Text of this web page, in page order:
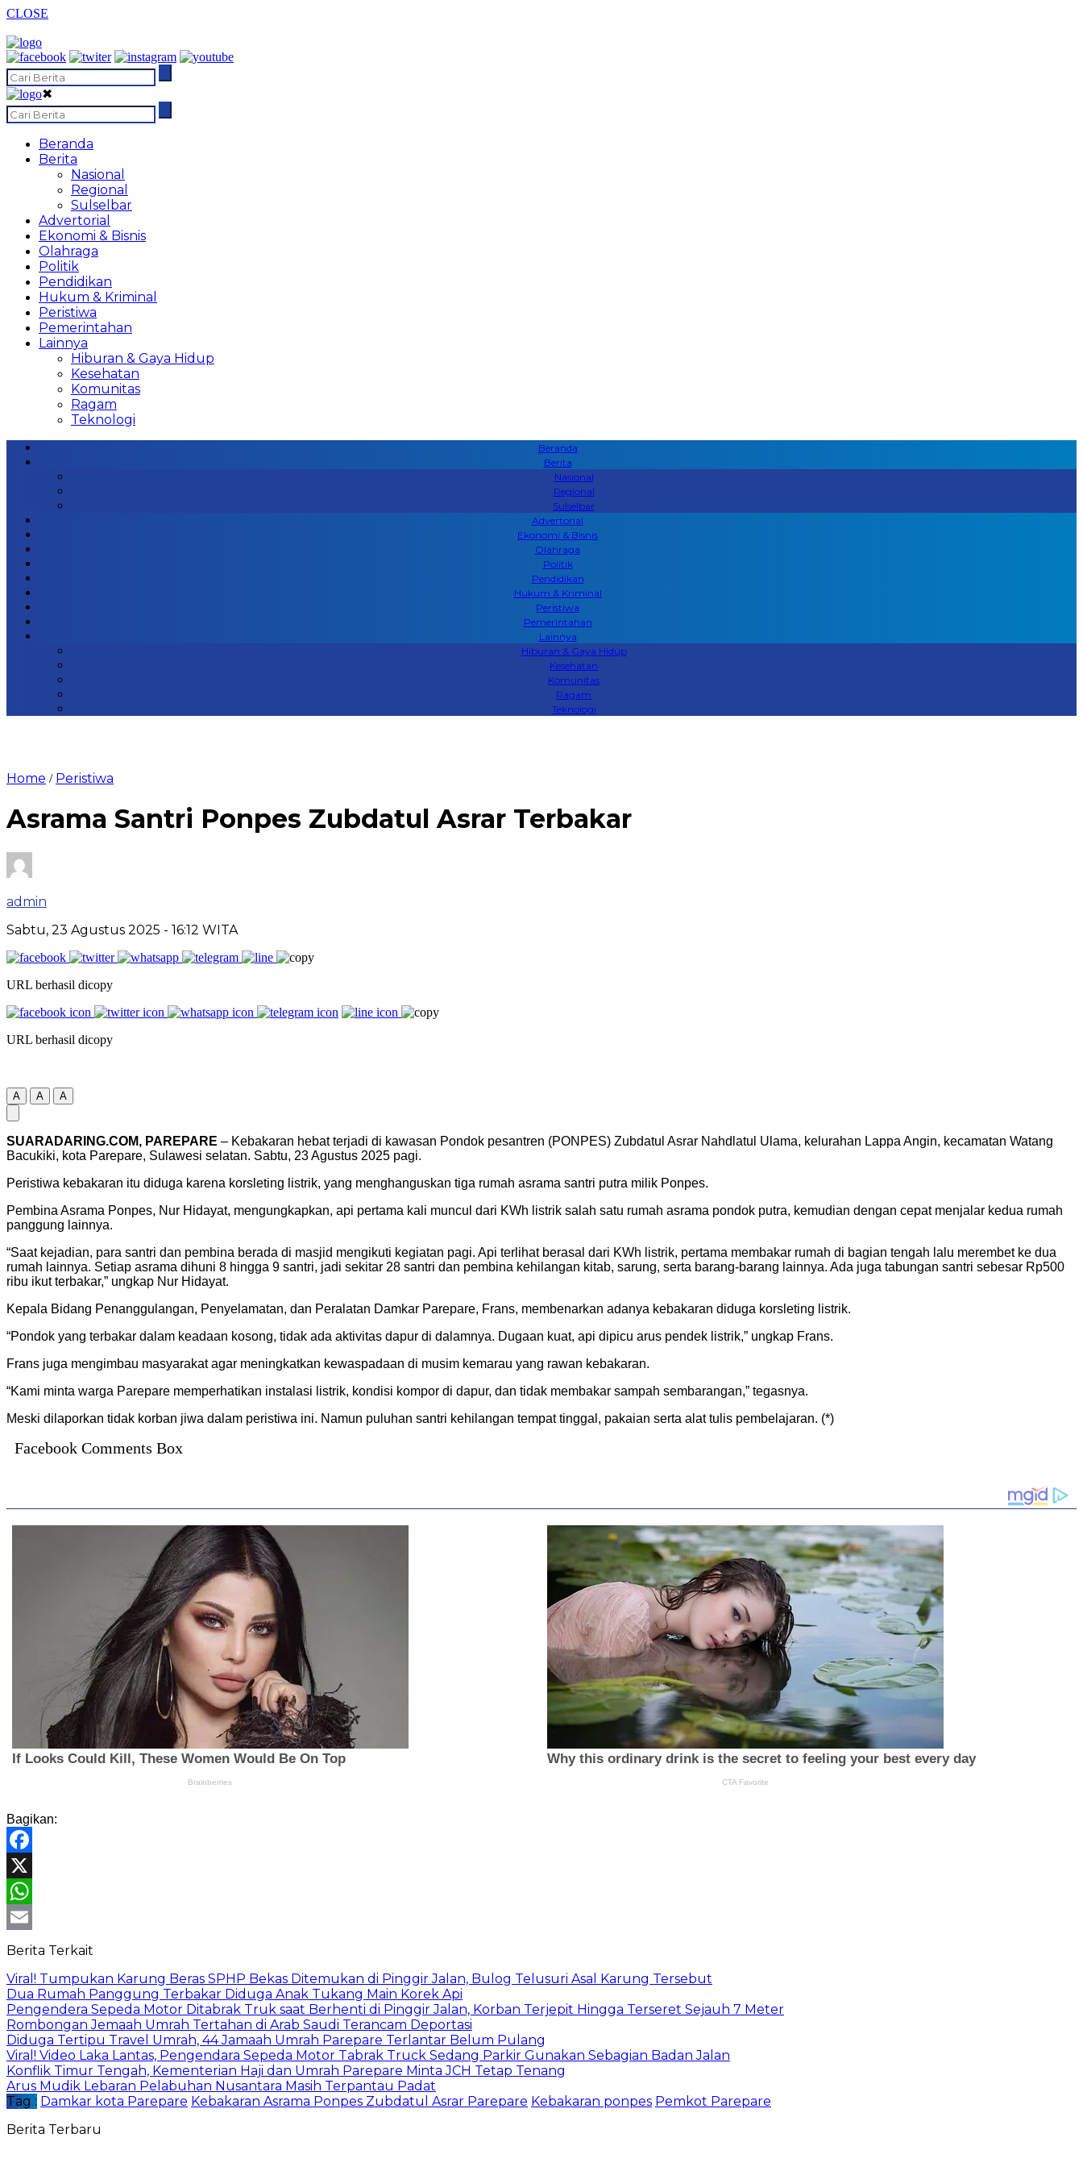
CLOSE
✖
Beranda
Berita
Nasional
Regional
Sulselbar
Advertorial
Ekonomi & Bisnis
Olahraga
Politik
Pendidikan
Hukum & Kriminal
Peristiwa
Pemerintahan
Lainnya
Hiburan & Gaya Hidup
Kesehatan
Komunitas
Ragam
Teknologi
Beranda
Berita
Nasional
Regional
Sulselbar
Advertorial
Ekonomi & Bisnis
Olahraga
Politik
Pendidikan
Hukum & Kriminal
Peristiwa
Pemerintahan
Lainnya
Hiburan & Gaya Hidup
Kesehatan
Komunitas
Ragam
Teknologi
Home / Peristiwa
Asrama Santri Ponpes Zubdatul Asrar Terbakar
admin
Sabtu, 23 Agustus 2025 - 16:12 WITA
URL berhasil dicopy
URL berhasil dicopy
A A A
SUARADARING.COM, PAREPARE – Kebakaran hebat terjadi di kawasan Pondok pesantren (PONPES) Zubdatul Asrar Nahdlatul Ulama, kelurahan Lappa Angin, kecamatan Watang
Bacukiki, kota Parepare, Sulawesi selatan. Sabtu, 23 Agustus 2025 pagi.
Peristiwa kebakaran itu diduga karena korsleting listrik, yang menghanguskan tiga rumah asrama santri putra milik Ponpes.
Pembina Asrama Ponpes, Nur Hidayat, mengungkapkan, api pertama kali muncul dari KWh listrik salah satu rumah asrama pondok putra, kemudian dengan cepat menjalar kedua rumah
panggung lainnya.
“Saat kejadian, para santri dan pembina berada di masjid mengikuti kegiatan pagi. Api terlihat berasal dari KWh listrik, pertama membakar rumah di bagian tengah lalu merembet ke dua
rumah lainnya. Setiap asrama dihuni 8 hingga 9 santri, jadi sekitar 28 santri dan pembina kehilangan kitab, sarung, serta barang-barang lainnya. Ada juga tabungan santri sebesar Rp500
ribu ikut terbakar,” ungkap Nur Hidayat.
Kepala Bidang Penanggulangan, Penyelamatan, dan Peralatan Damkar Parepare, Frans, membenarkan adanya kebakaran diduga korsleting listrik.
“Pondok yang terbakar dalam keadaan kosong, tidak ada aktivitas dapur di dalamnya. Dugaan kuat, api dipicu arus pendek listrik,” ungkap Frans.
Frans juga mengimbau masyarakat agar meningkatkan kewaspadaan di musim kemarau yang rawan kebakaran.
“Kami minta warga Parepare memperhatikan instalasi listrik, kondisi kompor di dapur, dan tidak membakar sampah sembarangan,” tegasnya.
Meski dilaporkan tidak korban jiwa dalam peristiwa ini. Namun puluhan santri kehilangan tempat tinggal, pakaian serta alat tulis pembelajaran. (*)
Facebook Comments Box
Bagikan:
Facebook
X
WhatsApp
Email
Berita Terkait
Viral! Tumpukan Karung Beras SPHP Bekas Ditemukan di Pinggir Jalan, Bulog Telusuri Asal Karung Tersebut
Dua Rumah Panggung Terbakar Diduga Anak Tukang Main Korek Api
Pengendera Sepeda Motor Ditabrak Truk saat Berhenti di Pinggir Jalan, Korban Terjepit Hingga Terseret Sejauh 7 Meter
Rombongan Jemaah Umrah Tertahan di Arab Saudi Terancam Deportasi
Diduga Tertipu Travel Umrah, 44 Jamaah Umrah Parepare Terlantar Belum Pulang
Viral! Video Laka Lantas, Pengendara Sepeda Motor Tabrak Truck Sedang Parkir Gunakan Sebagian Badan Jalan
Konflik Timur Tengah, Kementerian Haji dan Umrah Parepare Minta JCH Tetap Tenang
Arus Mudik Lebaran Pelabuhan Nusantara Masih Terpantau Padat
Tag : Damkar kota Parepare Kebakaran Asrama Ponpes Zubdatul Asrar Parepare Kebakaran ponpes Pemkot Parepare
Berita Terbaru